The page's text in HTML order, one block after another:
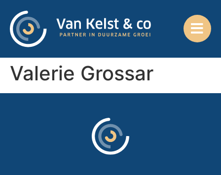
Valerie Grossar